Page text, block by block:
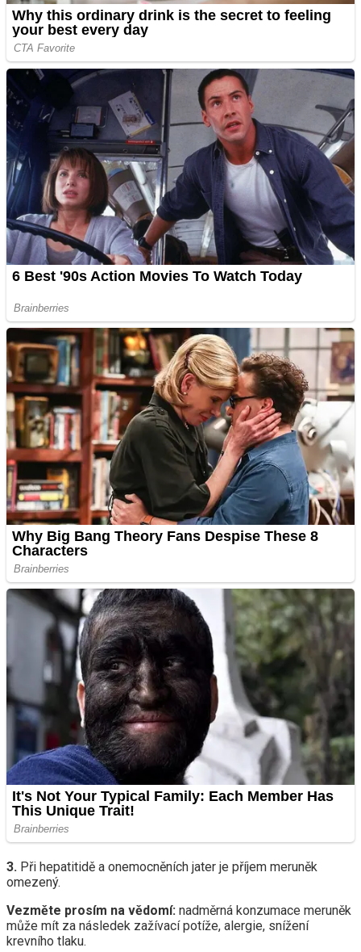
3. Při hepatitidě a onemocněních jater je příjem meruněk
omezený.
Vezměte prosím na vědomí: nadměrná konzumace meruněk
může mít za následek zažívací potíže, alergie, snížení
krevního tlaku.